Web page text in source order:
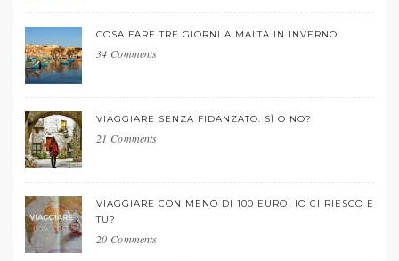
COSA FARE TRE GIORNI A MALTA IN INVERNO
34 Comments
VIAGGIARE SENZA FIDANZATO: SÌ O NO?
21 Comments
VIAGGIARE CON MENO DI 100 EURO! IO CI RIESCO E
TU?
20 Comments